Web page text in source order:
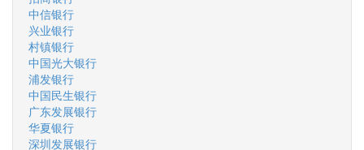
中信银行
兴业银行
村镇银行
中国光大银行
浦发银行
中国民生银行
广东发展银行
华夏银行
深圳发展银行